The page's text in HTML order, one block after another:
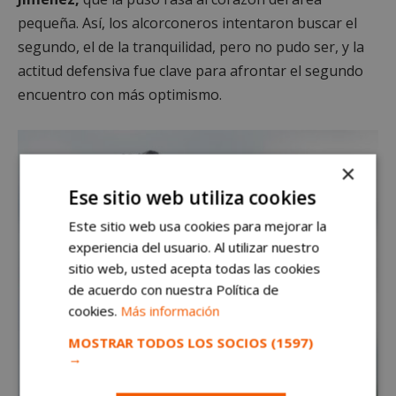
pequeña. Así, los alcorconeros intentaron buscar el
segundo, el de la tranquilidad, pero no pudo ser, y la
actitud defensiva fue clave para afrontar el segundo
encuentro con más optimismo.
×
Ese sitio web utiliza cookies
Este sitio web usa cookies para mejorar la
experiencia del usuario. Al utilizar nuestro
sitio web, usted acepta todas las cookies
de acuerdo con nuestra Política de
cookies. Más información
MOSTRAR TODOS LOS SOCIOS (1597)
→